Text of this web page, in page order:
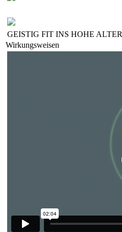
GEISTIG FIT INS HOHE ALTER
Wirkungsweisen